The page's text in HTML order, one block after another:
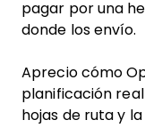
pagar por una
donde los envío.
Aprecio cómo
planificación
hojas de ruta y